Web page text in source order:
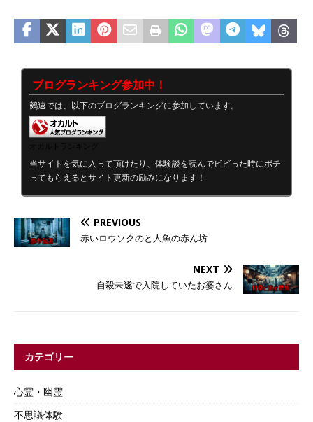
ブログランキング参加中！
鵺速では、以下のブログランキングに参加しています。
当サイトを気に入って頂けたり、体験談を読んでビビった時にポチ
ってもらえるとサイト更新の励みになります！
PREVIOUS
赤いロウソクのと人魚の赤ん坊
NEXT
自殺未遂で入院していたお婆さん
カテゴリー
心霊・幽霊
不思議体験